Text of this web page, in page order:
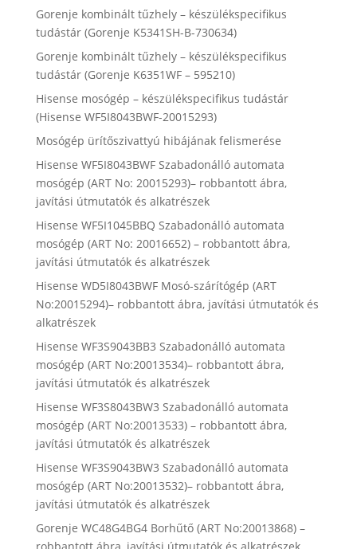
Gorenje kombinált tűzhely – készülékspecifikus
tudástár (Gorenje K5341SH-B-730634)
Gorenje kombinált tűzhely – készülékspecifikus
tudástár (Gorenje K6351WF – 595210)
Hisense mosógép – készülékspecifikus tudástár
(Hisense WF5I8043BWF-20015293)
Mosógép ürítőszivattyú hibájának felismerése
Hisense WF5I8043BWF Szabadonálló automata
mosógép (ART No: 20015293)– robbantott ábra,
javítási útmutatók és alkatrészek
Hisense WF5I1045BBQ Szabadonálló automata
mosógép (ART No: 20016652) – robbantott ábra,
javítási útmutatók és alkatrészek
Hisense WD5I8043BWF Mosó-szárítógép (ART
No:20015294)– robbantott ábra, javítási útmutatók és
alkatrészek
Hisense WF3S9043BB3 Szabadonálló automata
mosógép (ART No:20013534)– robbantott ábra,
javítási útmutatók és alkatrészek
Hisense WF3S8043BW3 Szabadonálló automata
mosógép (ART No:20013533) – robbantott ábra,
javítási útmutatók és alkatrészek
Hisense WF3S9043BW3 Szabadonálló automata
mosógép (ART No:20013532)– robbantott ábra,
javítási útmutatók és alkatrészek
Gorenje WC48G4BG4 Borhűtő (ART No:20013868) –